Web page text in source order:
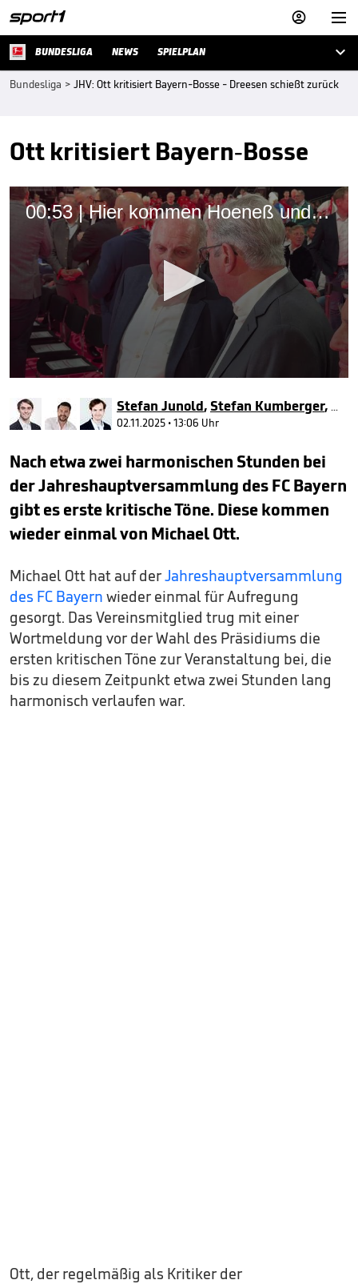


BUNDESLIGA NEWS SPIELPLAN 
Bundesliga > JHV: Ott kritisiert Bayern-Bosse - Dreesen schießt zurück
Ott kritisiert Bayern-Bosse
00:53 | Hier kommen Hoeneß und Co. bei der JHV an
seconds
of
53
seconds
Stefan Junold,Stefan Kumberger,
02.11.2025 • 13:06 Uhr
Nach etwa zwei harmonischen Stunden bei
der Jahreshauptversammlung des FC Bayern
gibt es erste kritische Töne. Diese kommen
wieder einmal von Michael Ott.
Michael Ott hat auf derJahreshauptversammlung
des FC Bayern wieder einmal für Aufregung
gesorgt. Das Vereinsmitglied trug mit einer
Wortmeldung vor der Wahl des Präsidiums die
ersten kritischen Töne zur Veranstaltung bei, die
bis zu diesem Zeitpunkt etwa zwei Stunden lang
harmonisch verlaufen war.
Ott, der regelmäßig als Kritiker der